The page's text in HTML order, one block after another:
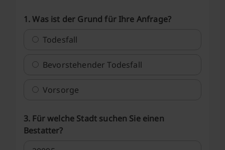
1. Was ist der Grund für Ihre Anfrage?
Todesfall
Bevorstehender Todesfall
Vorsorge
3. Für welche Stadt suchen Sie einen
Bestatter?